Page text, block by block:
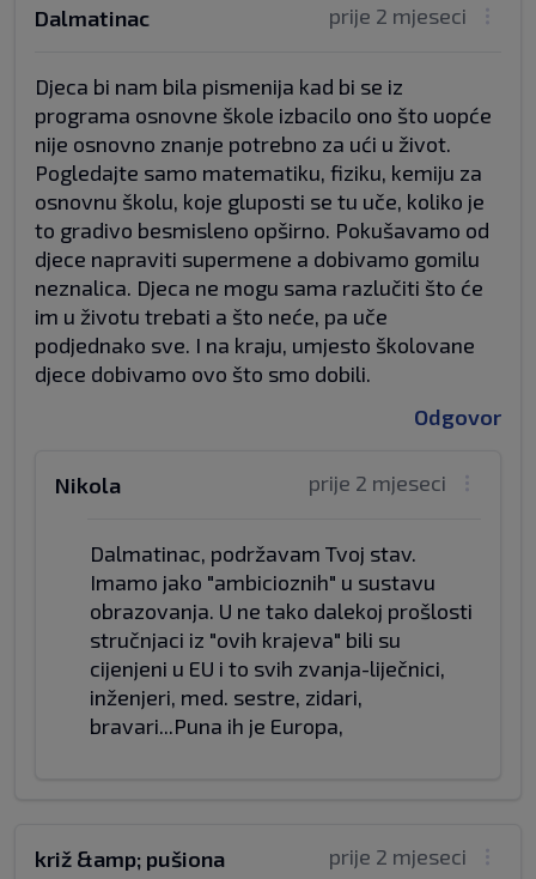
prije 2 mjeseci
Dalmatinac
Djeca bi nam bila pismenija kad bi se iz
programa osnovne škole izbacilo ono što uopće
nije osnovno znanje potrebno za ući u život.
Pogledajte samo matematiku, fiziku, kemiju za
osnovnu školu, koje gluposti se tu uče, koliko je
to gradivo besmisleno opširno. Pokušavamo od
djece napraviti supermene a dobivamo gomilu
neznalica. Djeca ne mogu sama razlučiti što će
im u životu trebati a što neće, pa uče
podjednako sve. I na kraju, umjesto školovane
djece dobivamo ovo što smo dobili.
Odgovor
prije 2 mjeseci
Nikola
Dalmatinac, podržavam Tvoj stav.
Imamo jako "ambicioznih" u sustavu
obrazovanja. U ne tako dalekoj prošlosti
stručnjaci iz "ovih krajeva" bili su
cijenjeni u EU i to svih zvanja-liječnici,
inženjeri, med. sestre, zidari,
bravari...Puna ih je Europa,
prije 2 mjeseci
križ &amp; pušiona